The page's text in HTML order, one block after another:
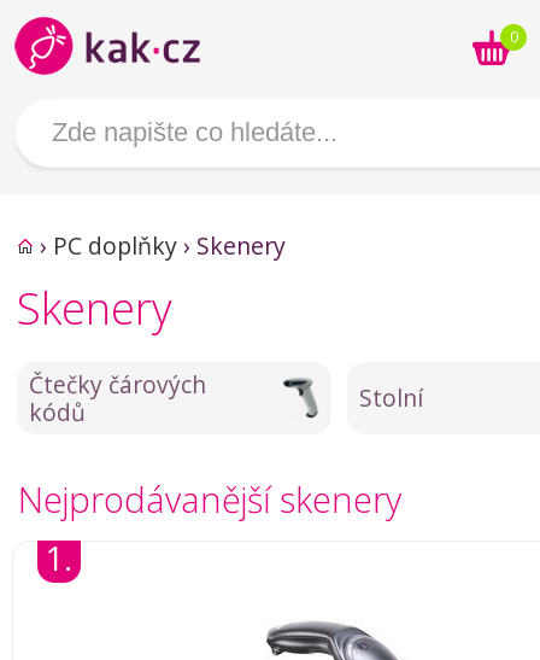
0
› PC doplňky› Skenery
Skenery
Čtečky čárových
kódů
Stolní
Nejprodávanější skenery
1.